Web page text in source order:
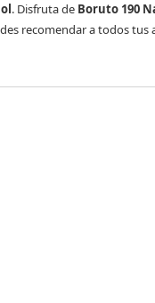
. Disfruta de Boruto 190
recomendar a todos tus